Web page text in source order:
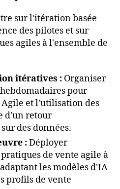
sur l'itération basée
des pilotes et sur
agiles à l'ensemble de
itératives : Organiser
pour
Agile et l'utilisation des
d'un retour
des données.
:Déployer
de vente agile à
les modèles d'IA
profils de vente